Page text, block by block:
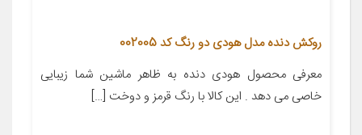
روکش دنده مدل هودی دو رنگ کد 002005
معرفی محصول هودی دنده به ظاهر ماشین شما زیبایی
خاصی می دهد . این کالا با رنگ قرمز و دوخت […]